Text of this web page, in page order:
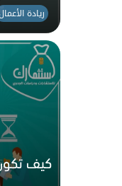
ريادة
كيف